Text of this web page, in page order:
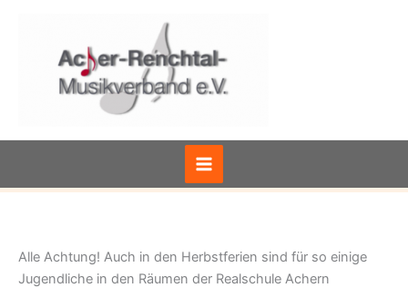
Alle Achtung! Auch in den Herbstferien sind für so einige
Jugendliche in den Räumen der Realschule Achern